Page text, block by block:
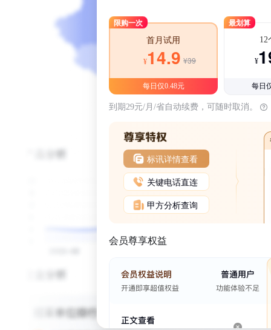
限购一次
首月试用
¥14.9 ¥39
每日仅0.48元
最划算
12
¥
每日
到期29元/月/省自动续费，可随时取消。
标讯详情查看
关键电话直连
甲方分析查询
会员尊享权益